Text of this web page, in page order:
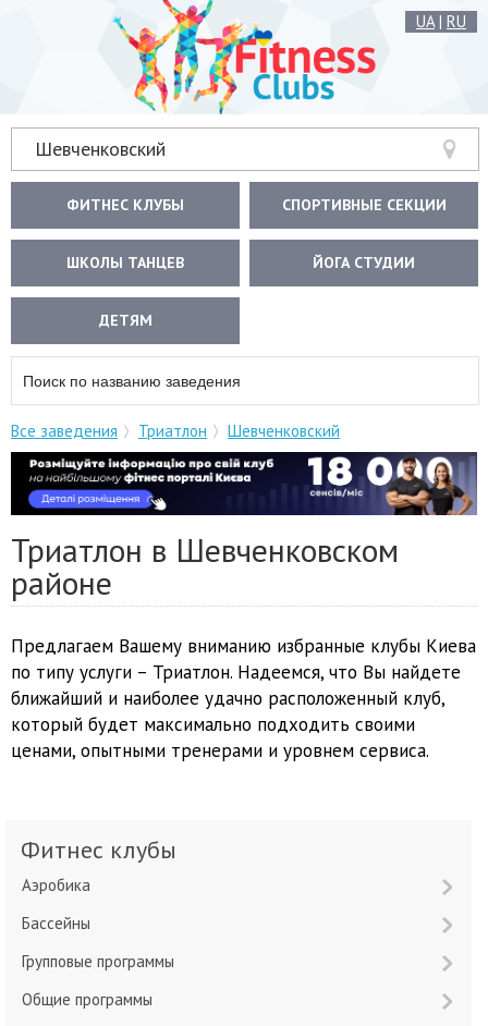
UA| RU
Шевченковский
ФИТНЕС КЛУБЫ СПОРТИВНЫЕ СЕКЦИИ
ШКОЛЫ ТАНЦЕВ ЙОГА СТУДИИ
ДЕТЯМ
Все заведения Триатлон Шевченковский
Триатлон в Шевченковском
районе
Предлагаем Вашему вниманию избранные клубы Киева
по типу услуги – Триатлон. Надеемся, что Вы найдете
ближайший и наиболее удачно расположенный клуб,
который будет максимально подходить своими
ценами, опытными тренерами и уровнем сервиса.
Фитнес клубы
Аэробика
Бассейны
Групповые программы
Общие программы